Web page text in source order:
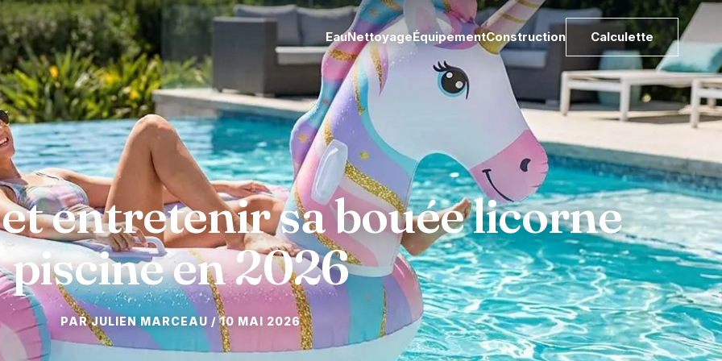
EauNettoyageÉquipementConstruction Calculette
entretenir sa bouée licorne
piscine en 2026
10 MAI 2026